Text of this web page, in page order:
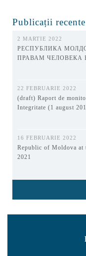
Publicații recente
2 MARTIE 2022
РЕСПУБЛИКА
ПРАВАМ ЧЕЛОВЕКА
22 FEBRUARIE 2022
(draft) Raport de
Integritate (1 august
16 FEBRUARIE 2022
Republic of Moldova at
2021